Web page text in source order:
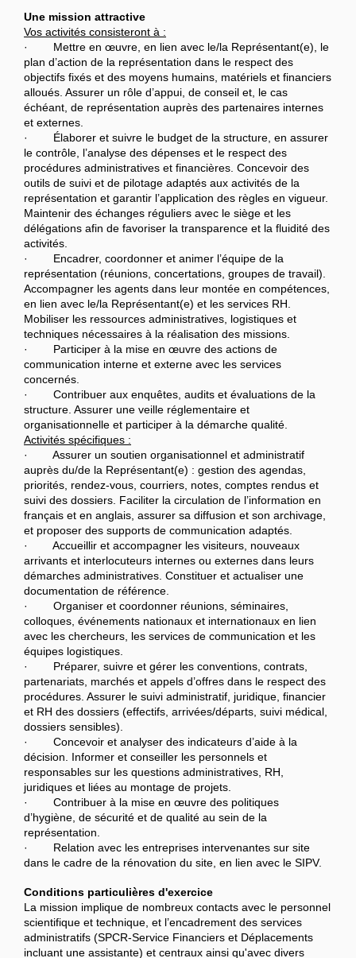
Une mission attractive
Vos activités consisteront à :
· Mettre en œuvre, en lien avec le/la Représentant(e), le
plan d’action de la représentation dans le respect des
objectifs fixés et des moyens humains, matériels et financiers
alloués. Assurer un rôle d’appui, de conseil et, le cas
échéant, de représentation auprès des partenaires internes
et externes.
· Élaborer et suivre le budget de la structure, en assurer
le contrôle, l’analyse des dépenses et le respect des
procédures administratives et financières. Concevoir des
outils de suivi et de pilotage adaptés aux activités de la
représentation et garantir l’application des règles en vigueur.
Maintenir des échanges réguliers avec le siège et les
délégations afin de favoriser la transparence et la fluidité des
activités.
· Encadrer, coordonner et animer l’équipe de la
représentation (réunions, concertations, groupes de travail).
Accompagner les agents dans leur montée en compétences,
en lien avec le/la Représentant(e) et les services RH.
Mobiliser les ressources administratives, logistiques et
techniques nécessaires à la réalisation des missions.
· Participer à la mise en œuvre des actions de
communication interne et externe avec les services
concernés.
· Contribuer aux enquêtes, audits et évaluations de la
structure. Assurer une veille réglementaire et
organisationnelle et participer à la démarche qualité.
Activités spécifiques :
· Assurer un soutien organisationnel et administratif
auprès du/de la Représentant(e) : gestion des agendas,
priorités, rendez-vous, courriers, notes, comptes rendus et
suivi des dossiers. Faciliter la circulation de l’information en
français et en anglais, assurer sa diffusion et son archivage,
et proposer des supports de communication adaptés.
· Accueillir et accompagner les visiteurs, nouveaux
arrivants et interlocuteurs internes ou externes dans leurs
démarches administratives. Constituer et actualiser une
documentation de référence.
· Organiser et coordonner réunions, séminaires,
colloques, événements nationaux et internationaux en lien
avec les chercheurs, les services de communication et les
équipes logistiques.
· Préparer, suivre et gérer les conventions, contrats,
partenariats, marchés et appels d’offres dans le respect des
procédures. Assurer le suivi administratif, juridique, financier
et RH des dossiers (effectifs, arrivées/départs, suivi médical,
dossiers sensibles).
· Concevoir et analyser des indicateurs d’aide à la
décision. Informer et conseiller les personnels et
responsables sur les questions administratives, RH,
juridiques et liées au montage de projets.
· Contribuer à la mise en œuvre des politiques
d’hygiène, de sécurité et de qualité au sein de la
représentation.
· Relation avec les entreprises intervenantes sur site
dans le cadre de la rénovation du site, en lien avec le SIPV.
Conditions particulières d'exercice
La mission implique de nombreux contacts avec le personnel
scientifique et technique, et l’encadrement des services
administratifs (SPCR-Service Financiers et Déplacements
incluant une assistante) et centraux ainsi qu'avec divers